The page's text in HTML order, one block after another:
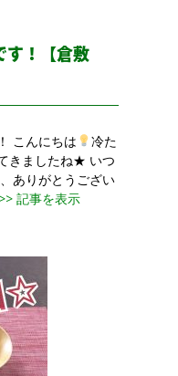
す！【倉敷
こんにちは
冷た
きましたね★ いつ
ありがとうござい
>> 記事を表示